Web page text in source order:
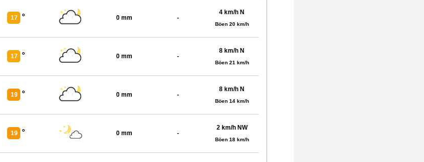
17 ° 0 mm -
4 km/h N
Böen 20 km/h
17 ° 0 mm -
8 km/h N
Böen 21 km/h
19 ° 0 mm -
8 km/h N
Böen 14 km/h
19 ° 0 mm -
2 km/h NW
Böen 18 km/h